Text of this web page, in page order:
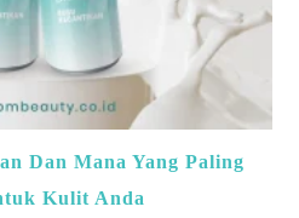
Dan Mana Yang Paling
Kulit Anda